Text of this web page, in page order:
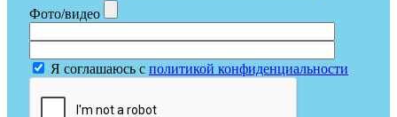
Фото/видео
Я соглашаюсь с политикой конфиденциальности